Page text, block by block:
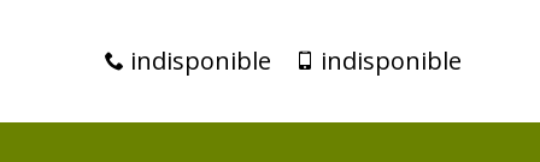
indisponible indisponible